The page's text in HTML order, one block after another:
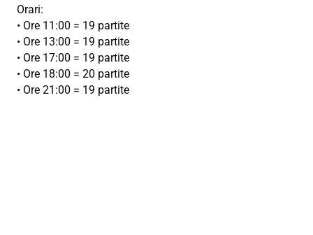
Orari:
• Ore 11:00 = 19 partite
• Ore 13:00 = 19 partite
• Ore 17:00 = 19 partite
• Ore 18:00 = 20 partite
• Ore 21:00 = 19 partite